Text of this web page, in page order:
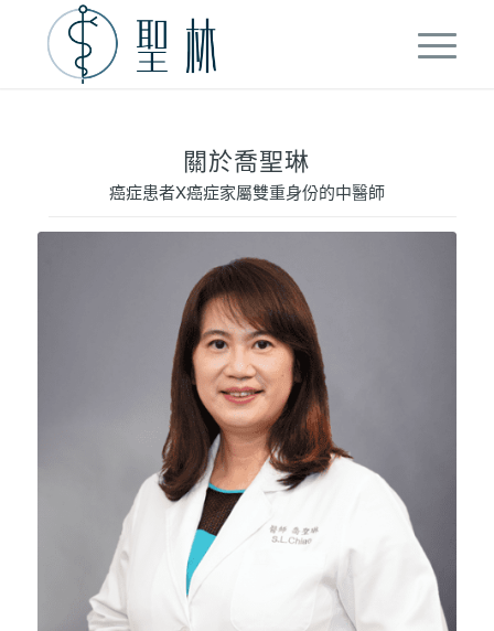
關於喬聖琳
癌症患者X癌症家屬雙重身份的中醫師